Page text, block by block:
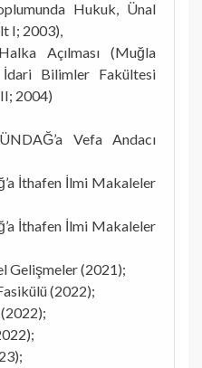
Hukuk, Ünal
I; 2003),
Açılması (Muğla
Bilimler Fakültesi
2004)
Vefa Andacı
İthafen İlmi Makaleler
İthafen İlmi Makaleler
Gelişmeler (2021);
(2022);